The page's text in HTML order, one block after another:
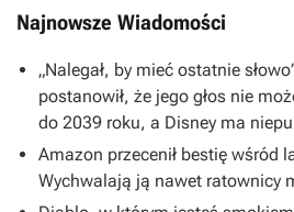
Najnowsze Wiadomości
„Nalegał, by mieć ostatnie
postanowił, że jego głos nie
do 2039 roku, a Disney ma
Amazon przecenił bestię wśród
Wychwalają ją nawet ratownicy